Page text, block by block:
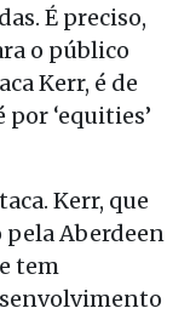
É preciso,
o público
Kerr, é de
‘equities’
Kerr, que
Aberdeen
tem